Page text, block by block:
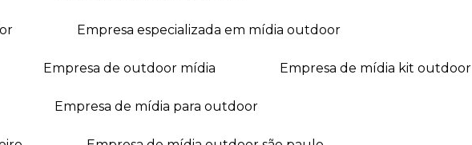
empresa especializada em mídia outdoor
empresa de outdoor mídia empresa de mídia kit outdoor
empresa de mídia para outdoor